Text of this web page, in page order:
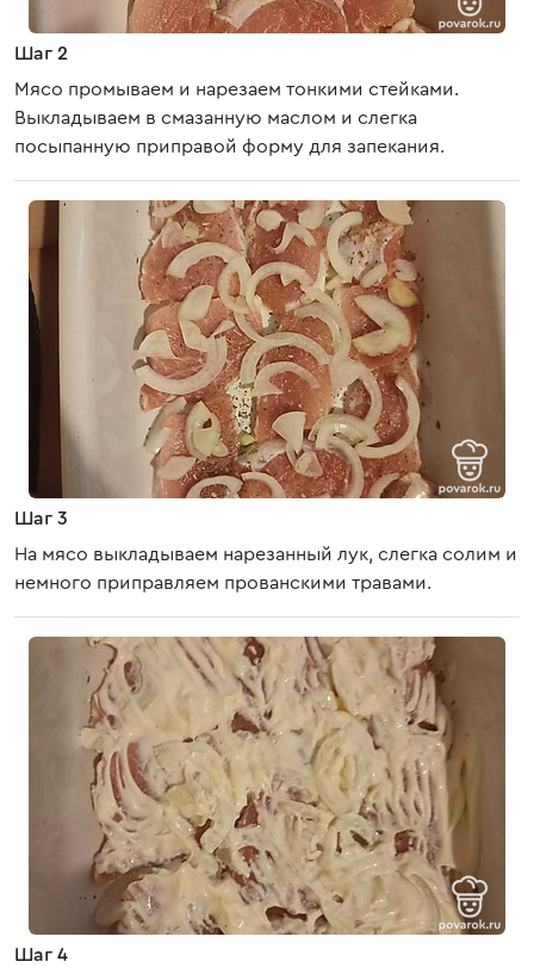
Шаг 2
Мясо промываем и нарезаем тонкими стейками.
Выкладываем в смазанную маслом и слегка
посыпанную приправой форму для запекания.
Шаг 3
На мясо выкладываем нарезанный лук, слегка солим и
немного приправляем прованскими травами.
Шаг 4